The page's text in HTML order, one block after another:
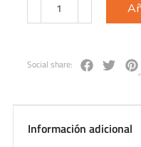
Social share:
Información adicional